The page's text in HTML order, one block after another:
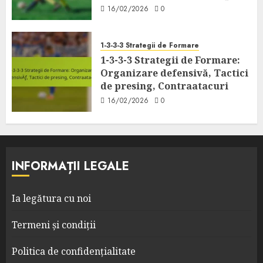
16/02/2026 0
1-3-3-3 Strategii de Formare
1-3-3-3 Strategii de Formare:
Organizare defensivă, Tactici
de presing, Contraatacuri
16/02/2026 0
INFORMAȚII LEGALE
Ia legătura cu noi
Termeni și condiții
Politica de confidențialitate